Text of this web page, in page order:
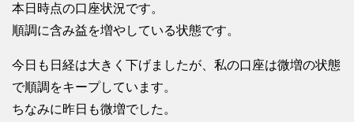
本日時点の口座状況です。
順調に含み益を増やしている状態です。
今日も日経は大きく下げましたが、私の口座は微増の状態
で順調をキープしています。
ちなみに昨日も微増でした。